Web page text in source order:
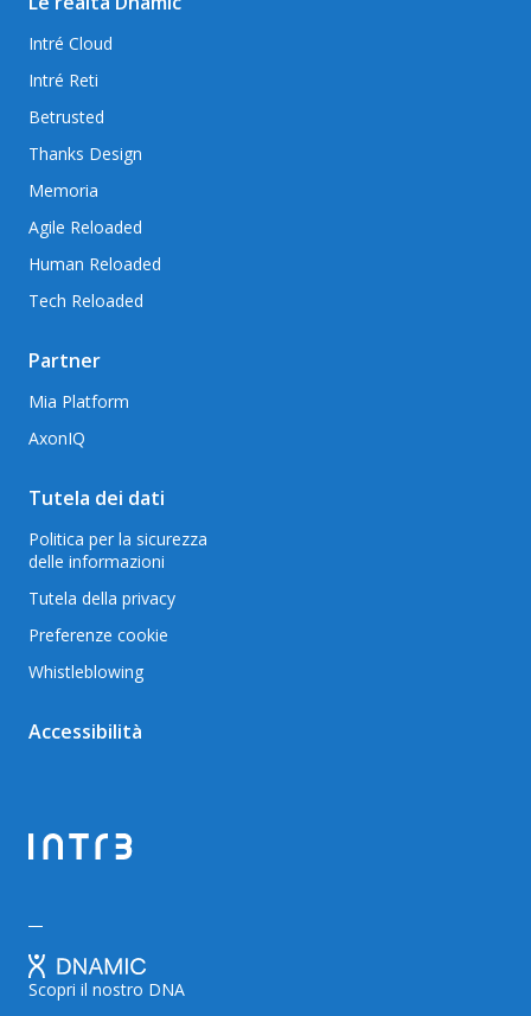
Intré Cloud
Intré Reti
Betrusted
Thanks Design
Memoria
Agile Reloaded
Human Reloaded
Tech Reloaded
Partner
Mia Platform
AxonIQ
Tutela dei dati
Politica per la sicurezza
delle informazioni
Tutela della privacy
Preferenze cookie
Whistleblowing
Accessibilità
Scopri il nostro DNA